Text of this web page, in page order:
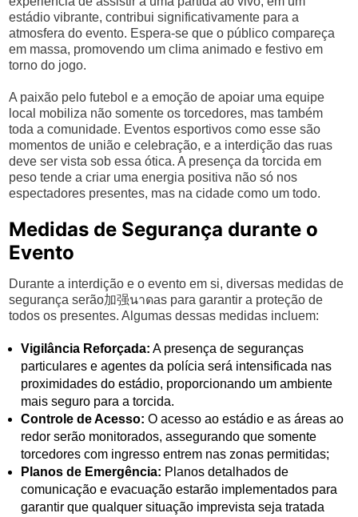
estádio vibrante, contribui significativamente para a
atmosfera do evento. Espera-se que o público compareça
em massa, promovendo um clima animado e festivo em
torno do jogo.
A paixão pelo futebol e a emoção de apoiar uma equipe
local mobiliza não somente os torcedores, mas também
toda a comunidade. Eventos esportivos como esse são
momentos de união e celebração, e a interdição das ruas
deve ser vista sob essa ótica. A presença da torcida em
peso tende a criar uma energia positiva não só nos
espectadores presentes, mas na cidade como um todo.
Medidas de Segurança durante o
Evento
Durante a interdição e o evento em si, diversas medidas de
segurança serão加强นาดas para garantir a proteção de
todos os presentes. Algumas dessas medidas incluem:
Vigilância Reforçada: A presença de seguranças
particulares e agentes da polícia será intensificada nas
proximidades do estádio, proporcionando um ambiente
mais seguro para a torcida.
Controle de Acesso: O acesso ao estádio e as áreas ao
redor serão monitorados, assegurando que somente
torcedores com ingresso entrem nas zonas permitidas;
Planos de Emergência: Planos detalhados de
comunicação e evacuação estarão implementados para
garantir que qualquer situação imprevista seja tratada